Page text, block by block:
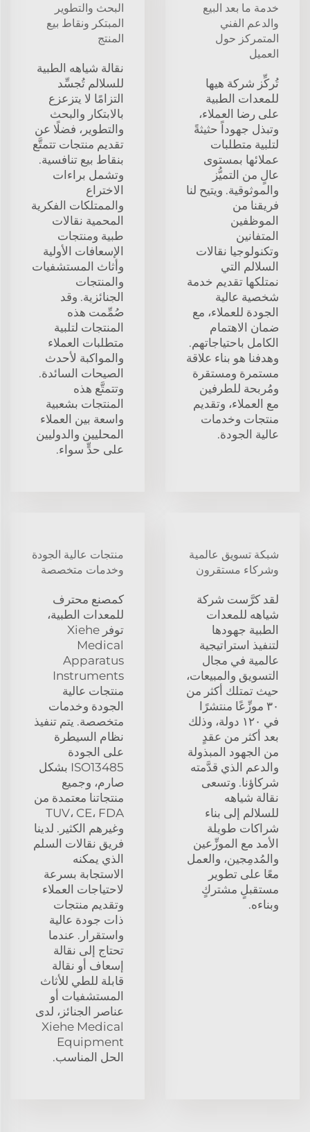
خدمة ما بعد البيع
والدعم الفني
المتمركز حول
العميل
تُركِّز شركة هيها
للمعدات الطبية
على رضا العملاء،
وتبذل جهوداً حثيثةً
لتلبية متطلبات
عملائها بمستوى
عالٍ من التميُّز
والموثوقية. ويتيح لنا
فريقنا من
الموظفين
المتفانين
وتكنولوجيا نقالات
السلالم التي
نمتلكها تقديم خدمة
شخصية عالية
الجودة للعملاء، مع
ضمان الاهتمام
الكامل باحتياجاتهم.
وهدفنا هو بناء علاقة
مستمرة ومستقرة
ومُربحة للطرفين
مع العملاء، وتقديم
منتجات وخدمات
عالية الجودة.
البحث والتطوير
المبتكر ونقاط بيع
المنتج
نقالة شياهه الطبية
للسلالم تُجسِّد
التزامًا لا يتزعزع
بالابتكار والبحث
والتطوير، فضلًا عن
تقديم منتجات تتمتَّع
بنقاط بيع تنافسية.
وتشمل براءات
الاختراع
والممتلكات الفكرية
المحمية نقالات
طبية ومنتجات
الإسعافات الأولية
وأثاث المستشفيات
والمنتجات
الجنائزية. وقد
صُمِّمت هذه
المنتجات لتلبية
متطلبات العملاء
والمواكبة لأحدث
الصيحات السائدة.
وتتمتَّع هذه
المنتجات بشعبية
واسعة بين العملاء
المحليين والدوليين
على حدٍّ سواء.
شبكة تسويق عالمية
وشركاء مستقرون
لقد كرَّست شركة
شياهه للمعدات
الطبية جهودها
لتنفيذ استراتيجية
عالمية في مجال
التسويق والمبيعات،
حيث تمتلك أكثر من
٣٠ موزِّعًا منتشرًا
في ١٢٠ دولة، وذلك
بعد أكثر من عقدٍ
من الجهود المبذولة
والدعم الذي قدَّمته
شركاؤنا. وتسعى
نقالة شياهه
للسلالم إلى بناء
شراكات طويلة
الأمد مع الموزِّعين
والمُدمِجين، والعمل
معًا على تطوير
مستقبلٍ مشتركٍ
وبناءه.
منتجات عالية الجودة
وخدمات متخصصة
كمصنع محترف
للمعدات الطبية،
توفر Xiehe
Medical
Apparatus
Instruments
منتجات عالية
الجودة وخدمات
متخصصة. يتم تنفيذ
نظام السيطرة
على الجودة
ISO13485 بشكل
صارم، وجميع
منتجاتنا معتمدة من
TUV، CE، FDA
وغيرهم الكثير. لدينا
فريق نقالات السلم
الذي يمكنه
الاستجابة بسرعة
لاحتياجات العملاء
وتقديم منتجات
ذات جودة عالية
واستقرار. عندما
تحتاج إلى نقالة
إسعاف أو نقالة
قابلة للطي للأثاث
المستشفيات أو
عناصر الجنائز، لدى
Xiehe Medical
Equipment
الحل المناسب.